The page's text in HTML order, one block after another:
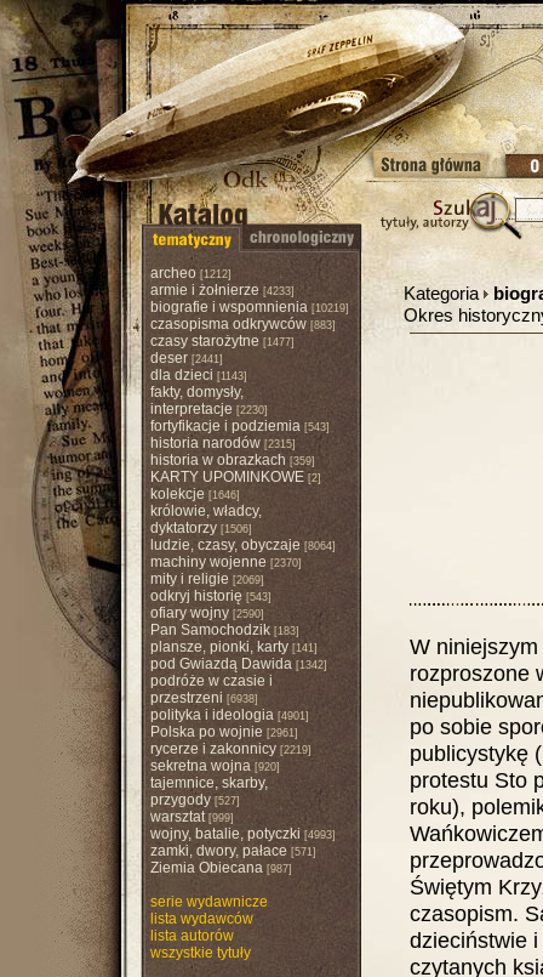
archeo [1212]
armie i żołnierze [4233]
biografie i wspomnienia[10219]
czasopisma odkrywców[883]
czasy starożytne [1477]
deser[2441]
dla dzieci [1143]
fakty, domysły,
interpretacje [2230]
fortyfikacje i podziemia[543]
historia narodów[2315]
historia w obrazkach [359]
KARTY UPOMINKOWE[2]
kolekcje [1646]
królowie, władcy,
dyktatorzy[1506]
ludzie, czasy, obyczaje [8064]
machiny wojenne [2370]
mity i religie [2069]
odkryj historię[543]
ofiary wojny[2590]
Pan Samochodzik[183]
plansze, pionki, karty[141]
pod Gwiazdą Dawida[1342]
podróże w czasie i
przestrzeni [6938]
polityka i ideologia[4901]
Polska po wojnie [2961]
rycerze i zakonnicy[2219]
sekretna wojna[920]
tajemnice, skarby,
przygody[527]
warsztat[999]
wojny, batalie, potyczki [4993]
zamki, dwory, pałace [571]
Ziemia Obiecana[987]
serie wydawnicze
lista wydawców
lista autorów
wszystkie tytuły
Kategoria
Okres
W niniejszym
rozproszone
po sobie
publicystykę
protestu Sto
roku),
Świętym
czasopism.
dzieciństwie
czytanych